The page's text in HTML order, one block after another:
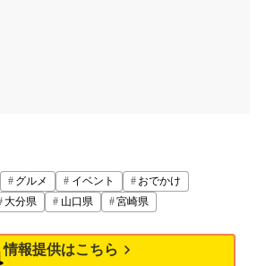
グルメ イベント
おでかけ
大分県 山口県 宮崎県
情報提供はこちら